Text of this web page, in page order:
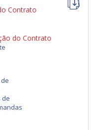
Contrato
do Contrato
de